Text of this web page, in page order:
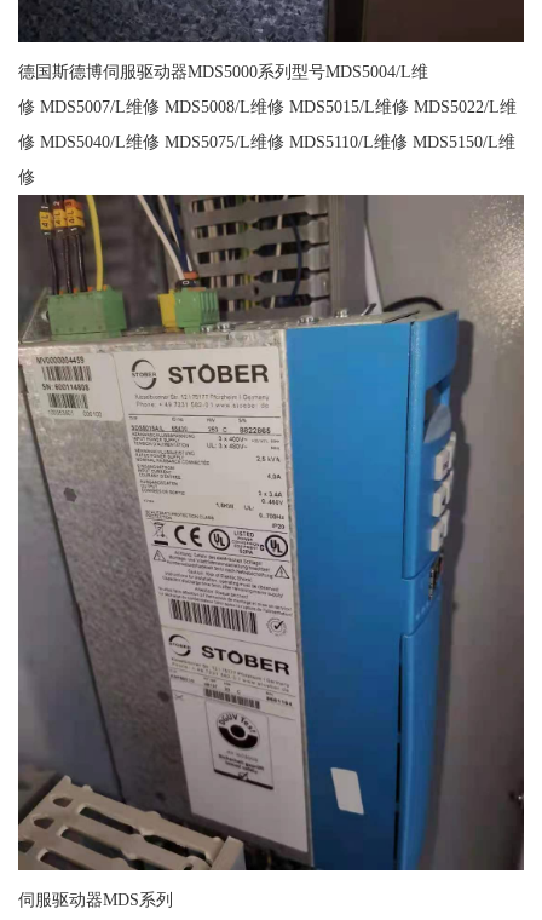
德国斯德博伺服驱动器MDS5000系列型号MDS5004/L维
修 MDS5007/L维修 MDS5008/L维修 MDS5015/L维修 MDS5022/L维
修 MDS5040/L维修 MDS5075/L维修 MDS5110/L维修 MDS5150/L维
修
伺服驱动器MDS系列